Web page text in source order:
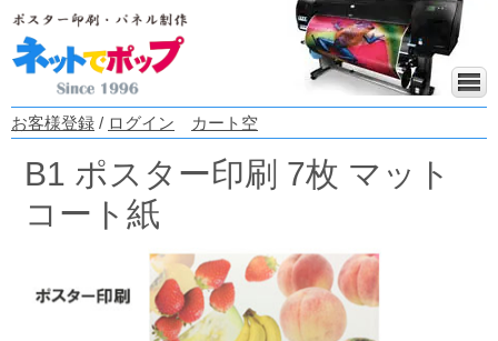
お客様登録 / ログイン カート空
B1 ポスター印刷 7枚 マット
コート紙